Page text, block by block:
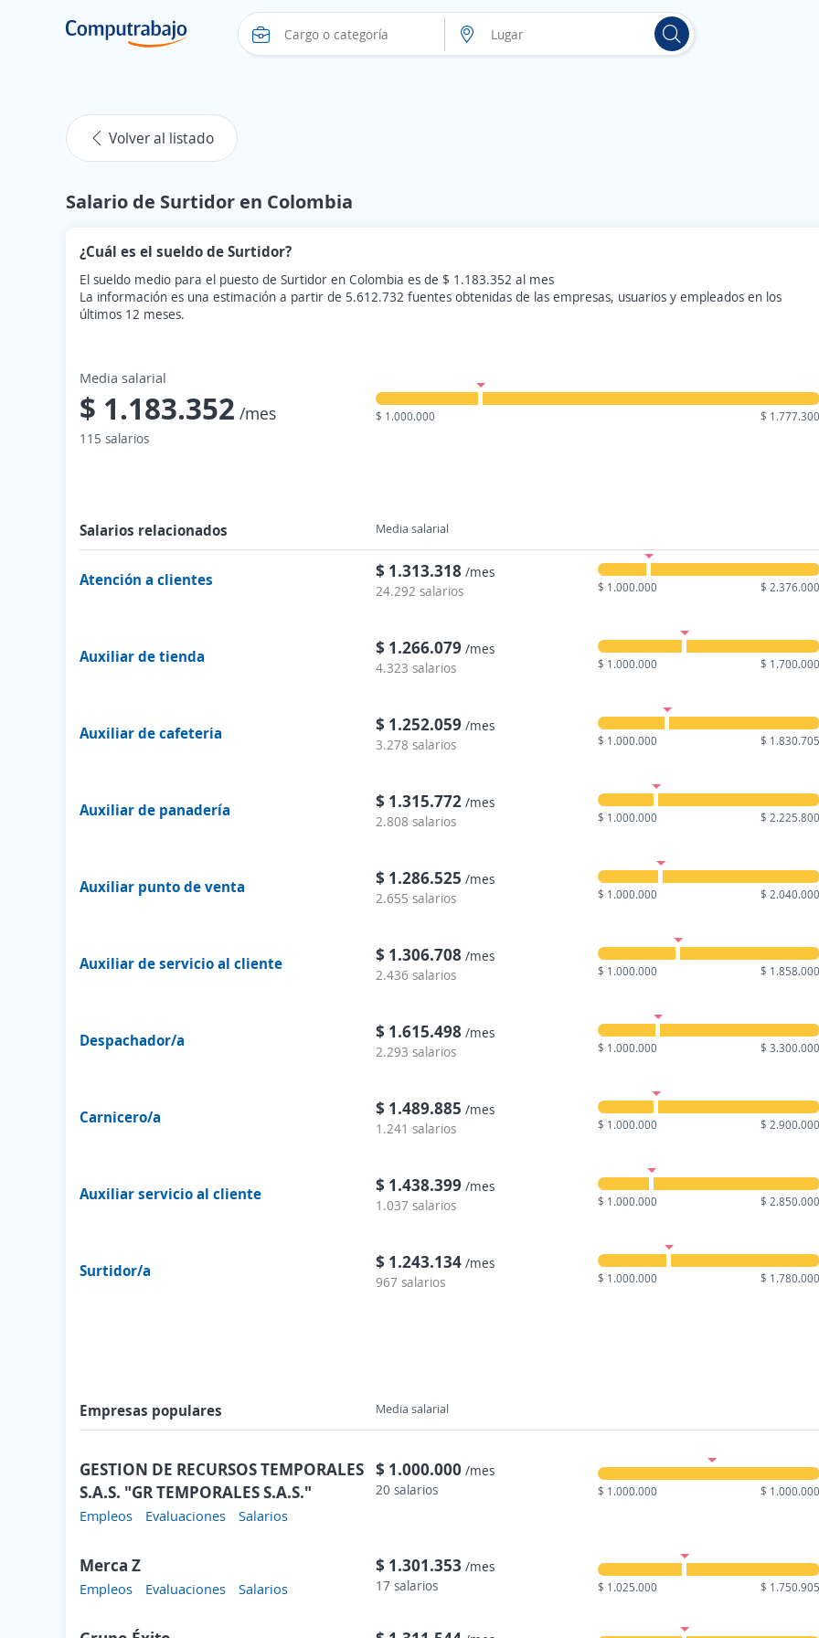
Volver al listado
Salario de Surtidor en Colombia
¿Cuál es el sueldo de Surtidor?
El sueldo medio para el puesto de Surtidor en Colombia es de $ 1.183.352 al mes
La información es una estimación a partir de 5.612.732 fuentes obtenidas de las empresas, usuarios y empleados en los
últimos 12 meses.
Media salarial
$ 1.183.352 /mes
115 salarios
$ 1.000.000 $ 1.777.300
Salarios relacionados Media salarial
Atención a clientes $ 1.313.318 /mes
24.292 salarios
$ 1.000.000 $ 2.376.000
Auxiliar de tienda $ 1.266.079 /mes
4.323 salarios
$ 1.000.000 $ 1.700.000
Auxiliar de cafeteria $ 1.252.059 /mes
3.278 salarios
$ 1.000.000 $ 1.830.705
Auxiliar de panadería $ 1.315.772 /mes
2.808 salarios
$ 1.000.000 $ 2.225.800
Auxiliar punto de venta $ 1.286.525 /mes
2.655 salarios
$ 1.000.000 $ 2.040.000
Auxiliar de servicio al cliente $ 1.306.708 /mes
2.436 salarios
$ 1.000.000 $ 1.858.000
Despachador/a $ 1.615.498 /mes
2.293 salarios
$ 1.000.000 $ 3.300.000
Carnicero/a $ 1.489.885 /mes
1.241 salarios
$ 1.000.000 $ 2.900.000
Auxiliar servicio al cliente $ 1.438.399 /mes
1.037 salarios
$ 1.000.000 $ 2.850.000
Surtidor/a $ 1.243.134 /mes
967 salarios
$ 1.000.000 $ 1.780.000
Empresas populares Media salarial
GESTION DE RECURSOS TEMPORALES
S.A.S. "GR TEMPORALES S.A.S."
Empleos Evaluaciones Salarios
$ 1.000.000 /mes
20 salarios
$ 1.000.000 $ 1.000.000
Merca Z
Empleos Evaluaciones Salarios
$ 1.301.353 /mes
17 salarios
$ 1.025.000 $ 1.750.905